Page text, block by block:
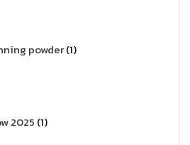
powder(1)
2025 (1)